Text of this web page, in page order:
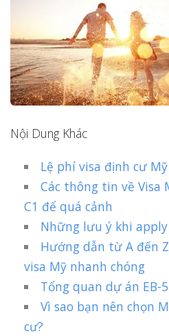
Nội Dung Khác
Lệ phí visa định cư
Các thông tin về Visa
C1 để quá cảnh
Những lưu ý khi
Hướng dẫn từ A đến
visa Mỹ nhanh chóng
Tổng quan dự án EB-
Vì sao bạn nên chọn
cư?